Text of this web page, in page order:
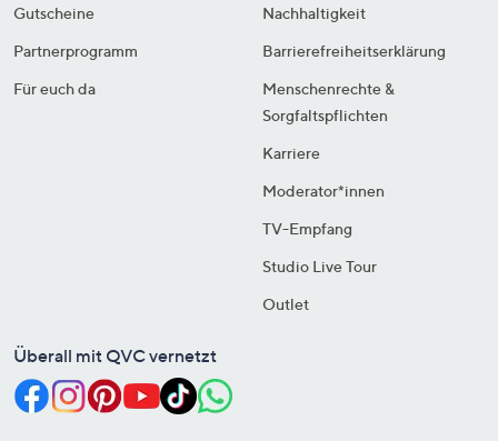
Gutscheine
Partnerprogramm
Für euch da
Nachhaltigkeit
Barrierefreiheitserklärung
Menschenrechte &
Sorgfaltspflichten
Karriere
Moderator*innen
TV-Empfang
Studio Live Tour
Outlet
Überall mit QVC vernetzt